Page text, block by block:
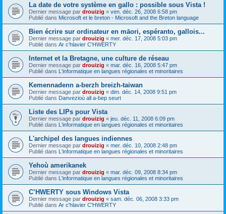
La date de votre système en gallo : possible sous Vista !
Dernier message par drouizig « ven. déc. 26, 2008 6:58 pm
Publié dans Microsoft et le breton - Microsoft and the Breton language
Bien écrire sur ordinateur en māori, espéranto, gallois...
Dernier message par drouizig « mer. déc. 17, 2008 5:03 pm
Publié dans Ar c'hlavier C'HWERTY
Internet et la Bretagne, une culture de réseau
Dernier message par drouizig « mar. déc. 16, 2008 5:47 pm
Publié dans L'informatique en langues régionales et minoritaires
Kemennadenn a-berzh breizh-taiwan
Dernier message par drouizig « dim. déc. 14, 2008 9:51 pm
Publié dans Danvezioù all a-bep seurt
Liste des LIPs pour Vista
Dernier message par drouizig « jeu. déc. 11, 2008 6:09 pm
Publié dans L'informatique en langues régionales et minoritaires
L'archipel des langues indiennes
Dernier message par drouizig « mer. déc. 10, 2008 2:48 pm
Publié dans L'informatique en langues régionales et minoritaires
Yehoù amerikanek
Dernier message par drouizig « mar. déc. 09, 2008 8:34 pm
Publié dans L'informatique en langues régionales et minoritaires
C’HWERTY sous Windows Vista
Dernier message par drouizig « sam. déc. 06, 2008 3:33 pm
Publié dans Ar c'hlavier C'HWERTY